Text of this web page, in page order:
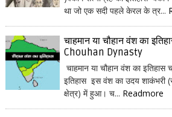
था जो एक सदी पहले केरल के त्र...
चाहमान या चौहान वंश का
Chouhan Dynasty
चाहमान या चौहान वंश का इतिहास
इतिहास इस वंश का उदय शाकंभरी
क्षेत्र) में हुआ। च... Readmore